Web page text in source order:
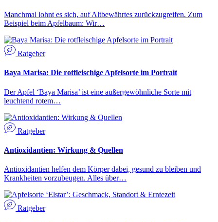
Manchmal lohnt es sich, auf Altbewährtes zurückzugreifen. Zum
Beispiel beim Apfelbaum: Wir…
Ratgeber
Baya Marisa: Die rotfleischige Apfelsorte im Portrait
Der Apfel ‘Baya Marisa’ ist eine außergewöhnliche Sorte mit
leuchtend rotem…
Ratgeber
Antioxidantien: Wirkung & Quellen
Antioxidantien helfen dem Körper dabei, gesund zu bleiben und
Krankheiten vorzubeugen. Alles über…
Ratgeber